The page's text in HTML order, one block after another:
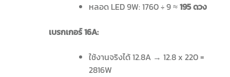
หลอด LED 9W: 1760 ÷ 9 ≈195ดวง
เบรกเกอร์16A:
ใช้งานจริงได้ 12.8A → 12.8 x 220 =
2816W